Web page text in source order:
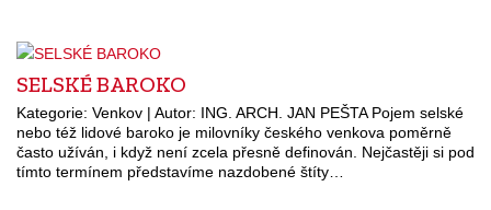
SELSKÉ BAROKO
Kategorie: Venkov | Autor: ING. ARCH. JAN PEŠTA Pojem selské
nebo též lidové baroko je milovníky českého venkova poměrně
často užíván, i když není zcela přesně definován. Nejčastěji si pod
tímto termínem představíme nazdobené štíty…